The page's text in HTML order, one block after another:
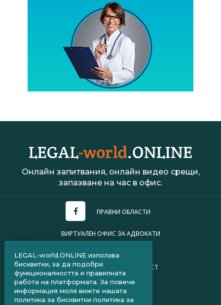
Онлайн запитвания, онлайн видео срещи,
запазване на час в офис.
ПРАВНИ ОБЛАСТИ
ВИРТУАЛЕН ОФИС ЗА АДВОКАТИ
ПОЛИТИКА ЗА ПОВЕРИТЕЛНОСТ
ЧЗВ ЗА КЛИЕНТИ
ЧЗВ ЗА АДВОКАТИ
LEGAL-world.ONLINE използва
бисквитки, за да подобри
функционалността и правилната
работа на платформата. За повече
информация моля вижте нашата
политика за бисквитки политика за